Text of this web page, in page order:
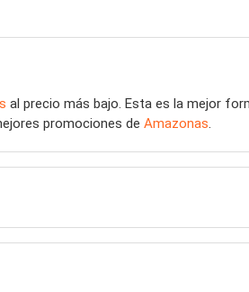
al precio más bajo. Esta es la mejor
promociones de Amazonas